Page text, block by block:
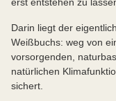
erst entstehen zu
Darin liegt der
Weißbuchs: weg von
vorsorgenden,
natürlichen
sichert.